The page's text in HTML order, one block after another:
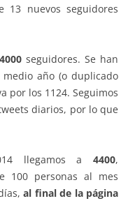
13 nuevos seguidores
4000 seguidores. Se han
año (o duplicado
por los 1124. Seguimos
diarios, por lo que
llegamos a 4400,
100 personas al mes
al final de la página